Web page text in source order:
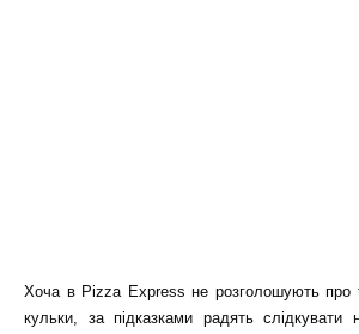
Хоча в Pizza Express не розголошують про
кульки, за підказками радять слідкувати